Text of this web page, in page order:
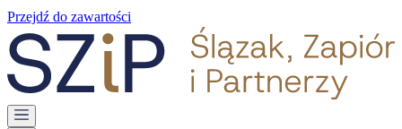
Przejdź do zawartości